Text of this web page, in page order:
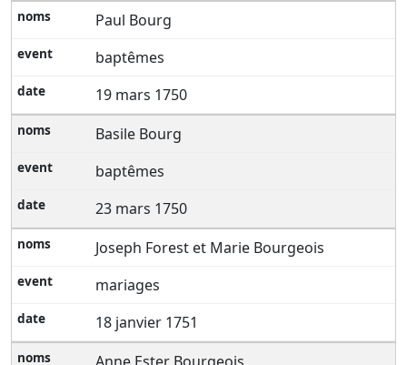
Paul Bourg
baptêmes
19 mars 1750
Basile Bourg
baptêmes
23 mars 1750
Joseph Forest et Marie Bourgeois
mariages
18 janvier 1751